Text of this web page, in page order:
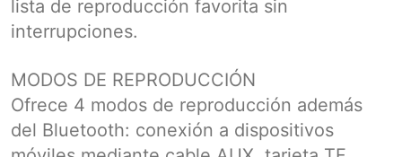
lista de reproducción favorita sin
interrupciones.
MODOS DE REPRODUCCIÓN
Ofrece 4 modos de reproducción además
del Bluetooth: conexión a dispositivos